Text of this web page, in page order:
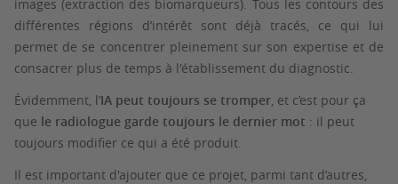
images (extraction des biomarqueurs). Tous les contours des
différentes régions d’intérêt sont déjà tracés, ce qui lui
permet de se concentrer pleinement sur son expertise et de
consacrer plus de temps à l'établissement du diagnostic.
Évidemment, l’IA peut toujours se tromper, et c’est pour ça
que le radiologue garde toujours le dernier mot : il peut
toujours modifier ce qui a été produit.
Il est important d'ajouter que ce projet, parmi tant d’autres,